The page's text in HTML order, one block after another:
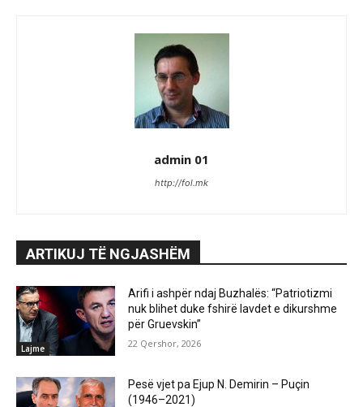
admin 01
http://fol.mk
ARTIKUJ TË NGJASHËM
Lajme
Arifi i ashpër ndaj Buzhalës: “Patriotizmi
nuk blihet duke fshirë lavdet e dikurshme
për Gruevskin”
22 Qershor, 2026
Pesë vjet pa Ejup N. Demirin – Puçin
(1946–2021)